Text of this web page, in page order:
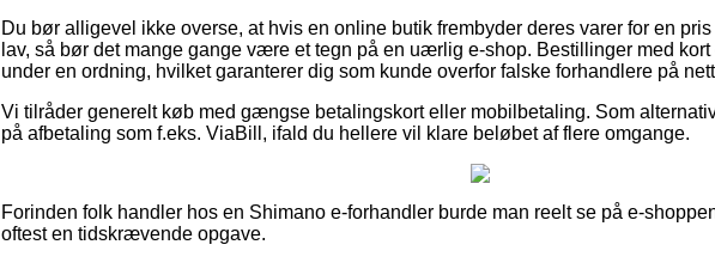
Du bør alligevel ikke overse, at hvis en online butik frembyder deres varer for en
lav, så bør det mange gange være et tegn på en uærlig e-shop. Bestillinger med
under en ordning, hvilket garanterer dig som kunde overfor falske forhandlere på
Vi tilråder generelt køb med gængse betalingskort eller mobilbetaling. Som
på afbetaling som f.eks. ViaBill, ifald du hellere vil klare beløbet af flere omgange.
Forinden folk handler hos en Shimano e-forhandler burde man reelt se på e-
oftest en tidskrævende opgave.